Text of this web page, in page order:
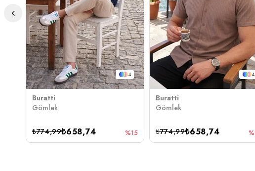
4
Buratti
Gömlek
₺658,74
₺774,99 %15
4
Buratti
Gömlek
₺658,74
₺774,99